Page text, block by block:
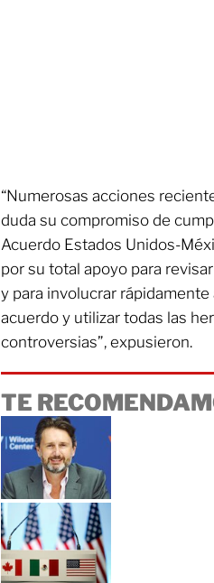
“Numerosas acciones
duda su compromiso de
Acuerdo Estados Unidos-
por su total apoyo para
y para involucrar
acuerdo y utilizar todas las
controversias”, expusieron.
TE